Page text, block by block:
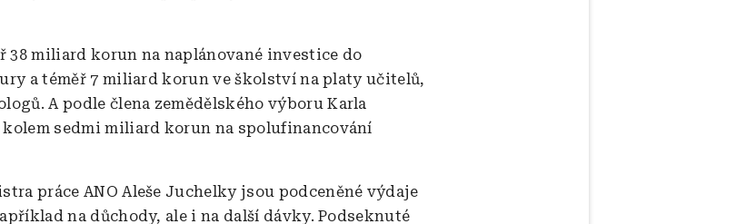
38 miliard korun na naplánované investice do
a téměř 7 miliard korun ve školství na platy učitelů,
A podle člena zemědělského výboru Karla
kolem sedmi miliard korun na spolufinancování
práce ANO Aleše Juchelky jsou podceněné výdaje
na důchody, ale i na další dávky. Podseknuté